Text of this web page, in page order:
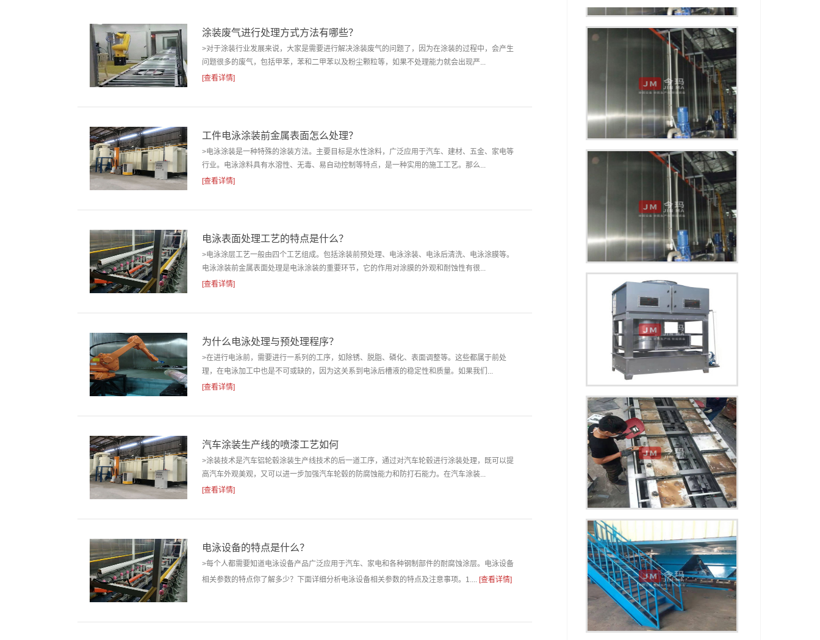
涂装废气进行处理方式方法有哪些？
>对于涂装行业发展来说，大家是需要进行解决涂装废气的问题了，因为在涂装的过程中，会产生
问题很多的废气，包括甲苯，苯和二甲苯以及粉尘颗粒等，如果不处理能力就会出现严...
[查看详情]
工件电泳涂装前金属表面怎么处理？
>电泳涂装是一种特殊的涂装方法。主要目标是水性涂料，广泛应用于汽车、建材、五金、家电等
行业。电泳涂料具有水溶性、无毒、易自动控制等特点，是一种实用的施工工艺。那么...
[查看详情]
电泳表面处理工艺的特点是什么？
>电泳涂层工艺一般由四个工艺组成。包括涂装前预处理、电泳涂装、电泳后清洗、电泳涂膜等。
电泳涂装前金属表面处理是电泳涂装的重要环节，它的作用对涂膜的外观和耐蚀性有很...
[查看详情]
为什么电泳处理与预处理程序？
>在进行电泳前，需要进行一系列的工序，如除锈、脱脂、磷化、表面调整等。这些都属于前处
理，在电泳加工中也是不可或缺的，因为这关系到电泳后槽液的稳定性和质量。如果我们...
[查看详情]
汽车涂装生产线的喷漆工艺如何
>涂装技术是汽车铝轮毂涂装生产线技术的后一道工序，通过对汽车轮毂进行涂装处理，既可以提
高汽车外观美观，又可以进一步加强汽车轮毂的防腐蚀能力和防打石能力。在汽车涂装...
[查看详情]
电泳设备的特点是什么？
>每个人都需要知道电泳设备产品广泛应用于汽车、家电和各种钢制部件的耐腐蚀涂层。电泳设备
相关参数的特点你了解多少？下面详细分析电泳设备相关参数的特点及注意事项。1.... [查看详情]